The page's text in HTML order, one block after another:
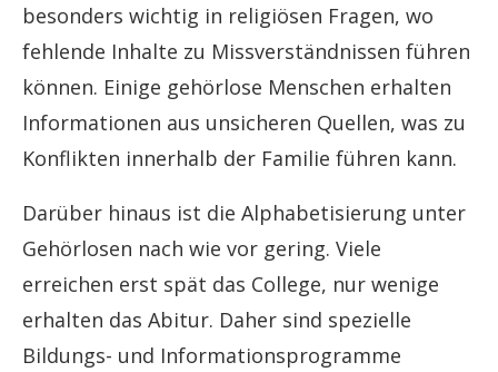
besonders wichtig in religiösen Fragen, wo
fehlende Inhalte zu Missverständnissen führen
können. Einige gehörlose Menschen erhalten
Informationen aus unsicheren Quellen, was zu
Konflikten innerhalb der Familie führen kann.
Darüber hinaus ist die Alphabetisierung unter
Gehörlosen nach wie vor gering. Viele
erreichen erst spät das College, nur wenige
erhalten das Abitur. Daher sind spezielle
Bildungs- und Informationsprogramme